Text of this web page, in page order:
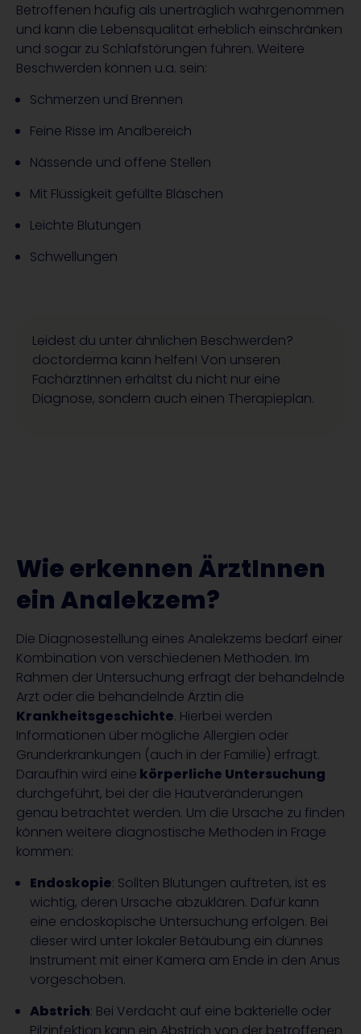
Betroffenen häufig als unerträglich wahrgenommen
und kann die Lebensqualität erheblich einschränken
und sogar zu Schlafstörungen führen. Weitere
Beschwerden können u.a. sein:
Schmerzen und Brennen
Feine Risse im Analbereich
Nässende und offene Stellen
Mit Flüssigkeit gefüllte Bläschen
Leichte Blutungen
Schwellungen
Leidest du unter ähnlichen Beschwerden?
doctorderma kann helfen! Von unseren
FachärztInnen erhältst du nicht nur eine
Diagnose, sondern auch einen Therapieplan.
Wie erkennen ÄrztInnen
ein Analekzem?
Die Diagnosestellung eines Analekzems bedarf einer
Kombination von verschiedenen Methoden. Im
Rahmen der Untersuchung erfragt der behandelnde
Arzt oder die behandelnde Ärztin die
Krankheitsgeschichte. Hierbei werden
Informationen über mögliche Allergien oder
Grunderkrankungen (auch in der Familie) erfragt.
Daraufhin wird eine körperliche Untersuchung
durchgeführt, bei der die Hautveränderungen
genau betrachtet werden. Um die Ursache zu finden
können weitere diagnostische Methoden in Frage
kommen:
Endoskopie: Sollten Blutungen auftreten, ist es
wichtig, deren Ursache abzuklären. Dafür kann
eine endoskopische Untersuchung erfolgen. Bei
dieser wird unter lokaler Betäubung ein dünnes
Instrument mit einer Kamera am Ende in den Anus
vorgeschoben.
Abstrich: Bei Verdacht auf eine bakterielle oder
Pilzinfektion kann ein Abstrich von der betroffenen